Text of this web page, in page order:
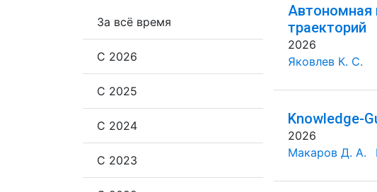
За всё время
С 2026
С 2025
С 2024
С 2023
Автономная
траекторий
2026
Яковлев К. С.
Knowledge-
2026
Макаров Д. А.